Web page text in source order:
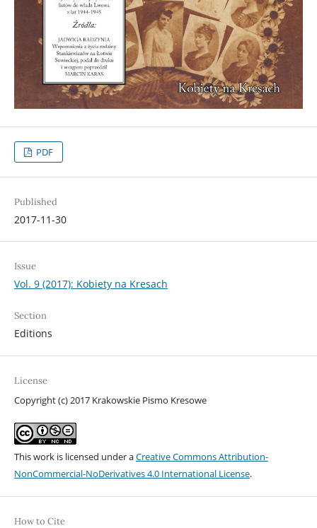
PDF
Published
2017-11-30
Issue
Vol. 9 (2017): Kobiety na Kresach
Section
Editions
License
Copyright (c) 2017 Krakowskie Pismo Kresowe
This work is licensed under aCreative Commons Attribution-
NonCommercial-NoDerivatives 4.0 International License.
How to Cite